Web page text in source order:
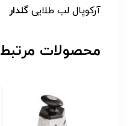
آرکوپال لب طلایی گلدار
محصولات مرتبط